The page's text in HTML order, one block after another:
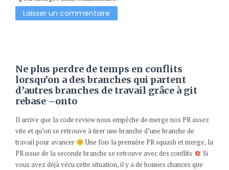
Ne plus perdre de temps en conflits
lorsqu’on a des branches qui partent
d’autres branches de travail grâce à git
rebase –onto
Il arrive que la code review nous empêche de merge nos PR assez
vite et qu’on se retrouve à tirer une branche d’une branche de
travail pour avancer
Une fois la première PR squash et merge, la
PR issue de la seconde branche se retrouve avec des conflits
Si
vous avez déjà vécu cette situation, il y a de bonnes chances que